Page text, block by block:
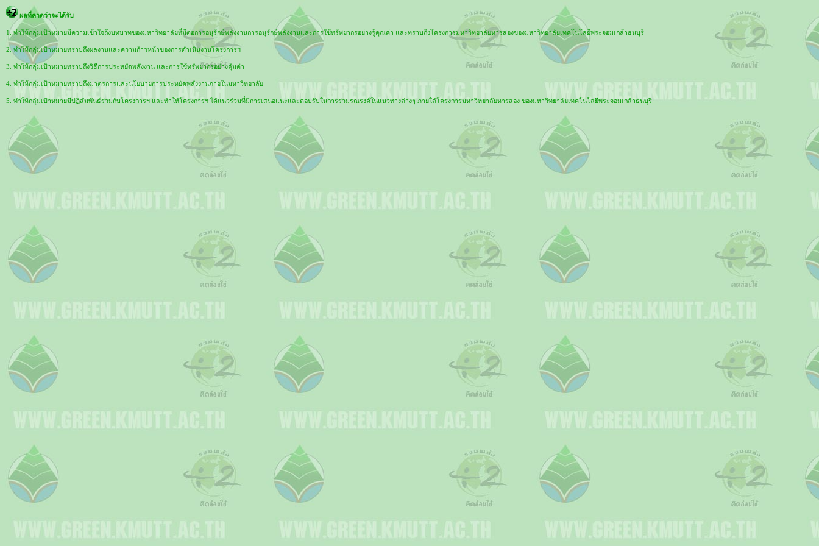
ผลที่คาดว่าจะได้รับ
1. ทำให้กลุ่มเป้าหมายมีความเข้าใจถึงบทบาทของมหาวิทยาลัยที่มีต่อการอนุรักษ์พลังงานการอนุรักษ์พลังงานและการใช้ทรัพยากรอย่างรู้คุณค่า และทราบถึงโครงการมหาวิทยาลัยหารสองของมหาวิทยาลัยเทคโนโลยีพระจอมเกล้าธนบุรี
2. ทำให้กลุ่มเป้าหมายทราบถึงผลงานและความก้าวหน้าของการดำเนินงานโครงการฯ
3. ทำให้กลุ่มเป้าหมายทราบถึงวิธีการประหยัดพลังงาน และการใช้ทรัพยากรอย่างคุ้มค่า
4. ทำให้กลุ่มเป้าหมายทราบถึงมาตรการและนโยบายการประหยัดพลังงานภายในมหาวิทยาลัย
5. ทำให้กลุ่มเป้าหมายมีปฏิสัมพันธ์ร่วมกับโครงการฯ และทำให้โครงการฯ ได้แนวร่วมที่มีการเสนอแนะและตอบรับในการร่วมรณรงค์ในแนวทางต่างๆ ภายใต้โครงการมหาวิทยาลัยหารสอง ของมหาวิทยาลัยเทคโนโลยีพระจอมเกล้าธนบุรี